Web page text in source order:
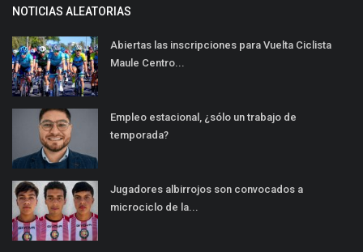
NOTICIAS ALEATORIAS
Abiertas las inscripciones para Vuelta Ciclista
Maule Centro...
Empleo estacional, ¿sólo un trabajo de
temporada?
Jugadores albirrojos son convocados a
microciclo de la...